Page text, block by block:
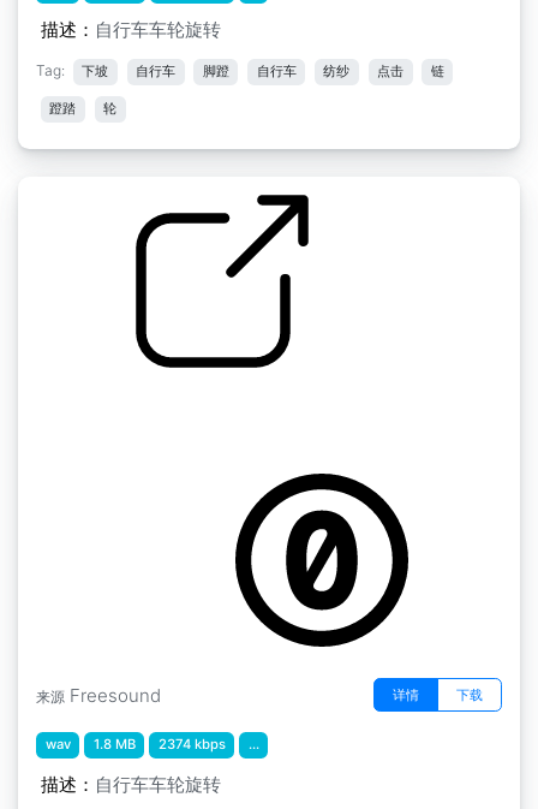
描述： 自行车车轮旋转
Tag: 下坡 自行车 脚蹬 自行车 纺纱 点击 链
蹬踏 轮
来源 Freesound 详情 下载
wav 1.8 MB 2374 kbps ...
描述： 自行车车轮旋转